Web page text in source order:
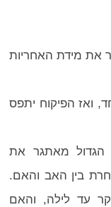
את מידת האחריות
ואז הפיקוח יתפס
הגדול מאתגר את
בין האב והאם.
עד לילה, והאם